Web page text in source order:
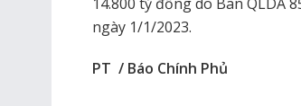
ngày 1/1/2023.
PT / Báo Chính Phủ